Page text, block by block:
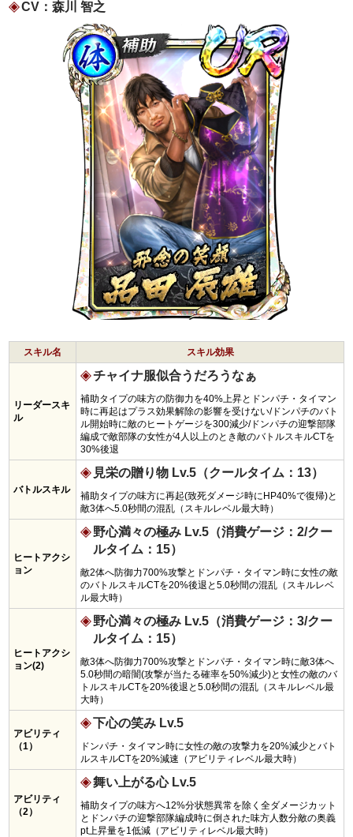
CV：森川 智之
スキル名 スキル効果
リーダースキ
ル
チャイナ服似合うだろうなぁ
補助タイプの味方の防御力を40%上昇とドンパチ・タイマン
時に再起はプラス効果解除の影響を受けない/ドンパチのバト
ル開始時に敵のヒートゲージを300減少/ドンパチの迎撃部隊
編成で敵部隊の女性が4人以上のとき敵のバトルスキルCTを
30%後退
バトルスキル
見栄の贈り物 Lv.5（クールタイム：13）
補助タイプの味方に再起(致死ダメージ時にHP40%で復帰)と
敵3体へ5.0秒間の混乱（スキルレベル最大時）
ヒートアクシ
ョン
野心満々の極み Lv.5（消費ゲージ：2/クー
ルタイム：15）
敵2体へ防御力700%攻撃とドンパチ・タイマン時に女性の敵
のバトルスキルCTを20%後退と5.0秒間の混乱（スキルレベ
ル最大時）
ヒートアクシ
ョン(2)
野心満々の極み Lv.5（消費ゲージ：3/クー
ルタイム：15）
敵3体へ防御力700%攻撃とドンパチ・タイマン時に敵3体へ
5.0秒間の暗闇(攻撃が当たる確率を50%減少)と女性の敵のバ
トルスキルCTを20%後退と5.0秒間の混乱（スキルレベル最
大時）
アビリティ
（1）
下心の笑み Lv.5
ドンパチ・タイマン時に女性の敵の攻撃力を20%減少とバト
ルスキルCTを20%減速（アビリティレベル最大時）
アビリティ
（2）
舞い上がる心 Lv.5
補助タイプの味方へ12%分状態異常を除く全ダメージカット
とドンパチの迎撃部隊編成時に倒された味方人数分敵の奥義
pt上昇量を1低減（アビリティレベル最大時）